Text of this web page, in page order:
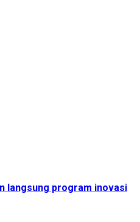
langsung program inovasi